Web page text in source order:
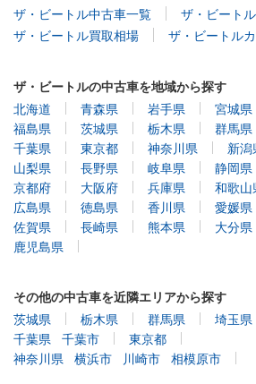
ザ・ビートル中古車一覧
ザ・ビート
ザ・ビートル買取相場
ザ・ビートル
ザ・ビートルの中古車を地域から探す
北海道
青森県 岩手県 宮城県
福島県
茨城県 栃木県 群馬県
千葉県
東京都 神奈川県 新潟
山梨県
長野県 岐阜県 静岡県
京都府
大阪府 兵庫県 和歌山
広島県
徳島県 香川県 愛媛県
佐賀県
長崎県 熊本県 大分県
鹿児島県
その他の中古車を近隣エリアから探す
茨城県
栃木県 群馬県 埼玉県
千葉県
千葉市
東京都
神奈川県
横浜市 川崎市 相模原市